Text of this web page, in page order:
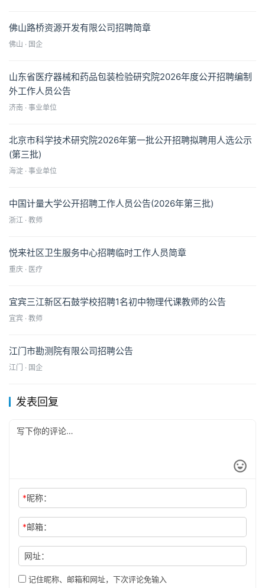
佛山路桥资源开发有限公司招聘简章
佛山 · 国企
山东省医疗器械和药品包装检验研究院2026年度公开招聘编制
外工作人员公告
济南 · 事业单位
北京市科学技术研究院2026年第一批公开招聘拟聘用人选公示
(第三批)
海淀 · 事业单位
中国计量大学公开招聘工作人员公告(2026年第三批)
浙江 · 教师
悦来社区卫生服务中心招聘临时工作人员简章
重庆 · 医疗
宜宾三江新区石鼓学校招聘1名初中物理代课教师的公告
宜宾 · 教师
江门市勘测院有限公司招聘公告
江门 · 国企
发表回复
*昵称：
*邮箱：
网址：
记住昵称、邮箱和网址，下次评论免输入